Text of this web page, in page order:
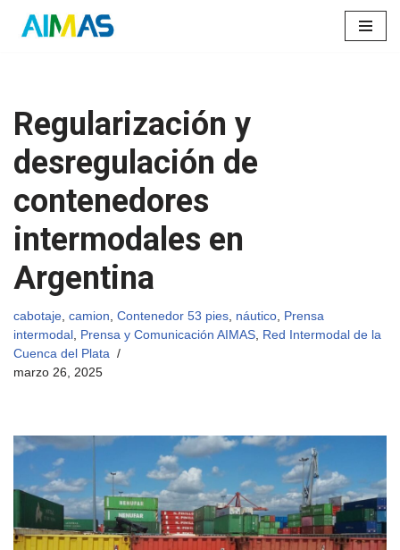
Regularización y
desregulación de
contenedores
intermodales en
Argentina
cabotaje, camion, Contenedor 53 pies, náutico, Prensa
intermodal , Prensa y Comunicación AIMAS, Red Intermodal de la
Cuenca del Plata
marzo 26, 2025